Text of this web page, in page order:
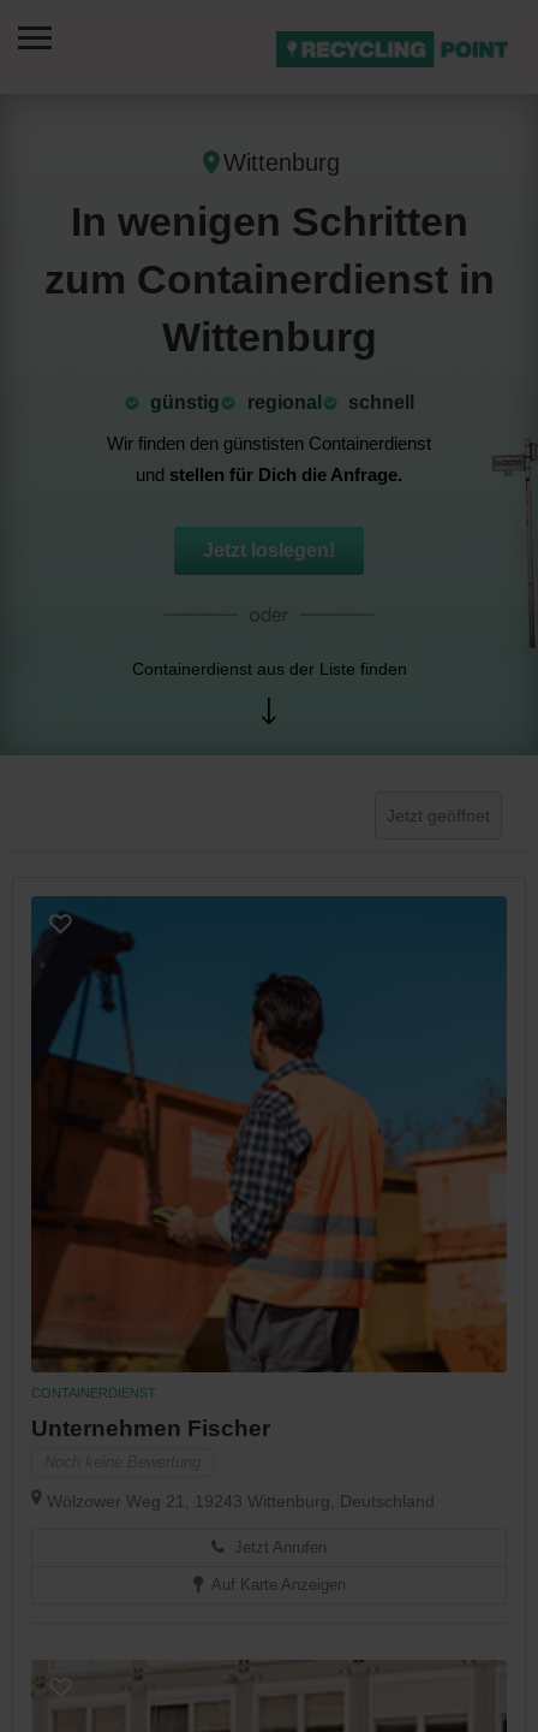
Wittenburg
In wenigen Schritten
zum Containerdienst in
Wittenburg
günstig ⁠regional
schnell
Wir finden den günstisten Containerdienst
und stellen für Dich die Anfrage.
Jetzt loslegen!
Containerdienst aus der Liste finden
Jetzt geöffnet
CONTAINERDIENST
Unternehmen Fischer
Wölzower Weg 21, 19243 Wittenburg, Deutschland
Jetzt Anrufen
Auf Karte Anzeigen